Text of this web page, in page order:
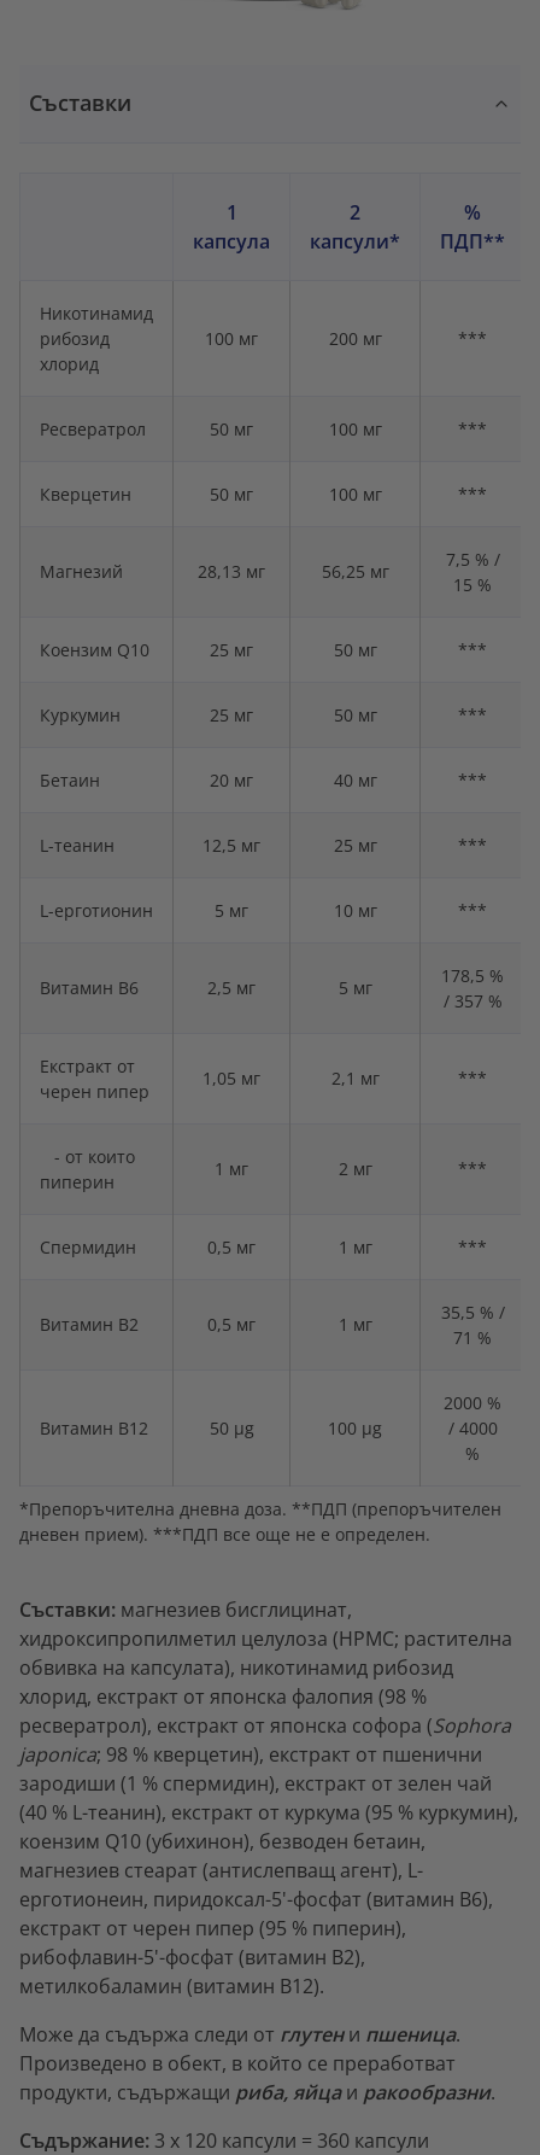
Съставки
1
капсула
2
капсули*
%
ПДП**
Никотинамид
рибозид
хлорид
100 мг 200 мг ***
Ресвератрол 50 мг 100 мг ***
Кверцетин 50 мг 100 мг ***
Магнезий 28,13 мг 56,25 мг
7,5 % /
15 %
Коензим Q10 25 мг 50 мг ***
Куркумин 25 мг 50 мг ***
Бетаин 20 мг 40 мг ***
L-теанин 12,5 мг 25 мг ***
L-ерготионин 5 мг 10 мг ***
Витамин B6 2,5 мг 5 мг
178,5 %
/ 357 %
Екстракт от
черен пипер
1,05 мг 2,1 мг ***
- от които
пиперин
1 мг 2 мг ***
Спермидин 0,5 мг 1 мг ***
Витамин B2 0,5 мг 1 мг
35,5 % /
71 %
Витамин B12 50 µg 100 µg
2000 %
/ 4000
%
*Препоръчителна дневна доза. **ПДП (препоръчителен
дневен прием). ***ПДП все още не е определен.
Съставки: магнезиев бисглицинат,
хидроксипропилметил целулоза (HPMC; растителна
обвивка на капсулата), никотинамид рибозид
хлорид, екстракт от японска фалопия (98 %
ресвератрол), екстракт от японска софора (Sophora
japonica; 98 % кверцетин), екстракт от пшенични
зародиши (1 % спермидин), екстракт от зелен чай
(40 % L-теанин), екстракт от куркума (95 % куркумин),
коензим Q10 (убихинон), безводен бетаин,
магнезиев стеарат (антислепващ агент), L-
ерготионеин, пиридоксал-5'-фосфат (витамин B6),
екстракт от черен пипер (95 % пиперин),
рибофлавин-5'-фосфат (витамин B2),
метилкобаламин (витамин B12).
Може да съдържа следи от глутени пшеница.
Произведено в обект, в който се преработват
продукти, съдържащи риба, яйцаи ракообразни.
Съдържание: 3 x 120 капсули = 360 капсули